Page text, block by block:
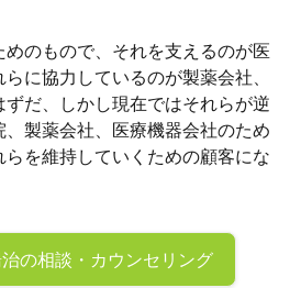
のもので、それを支えるのが医
に協力しているのが製薬会社、
だ、しかし現在ではそれらが逆
製薬会社、医療機器会社のため
を維持していくための顧客にな
の相談・カウンセリング